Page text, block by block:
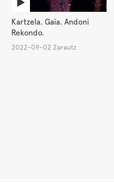
Kartzela. Gaia. Andoni
Rekondo.
2022-09-02 Zarautz